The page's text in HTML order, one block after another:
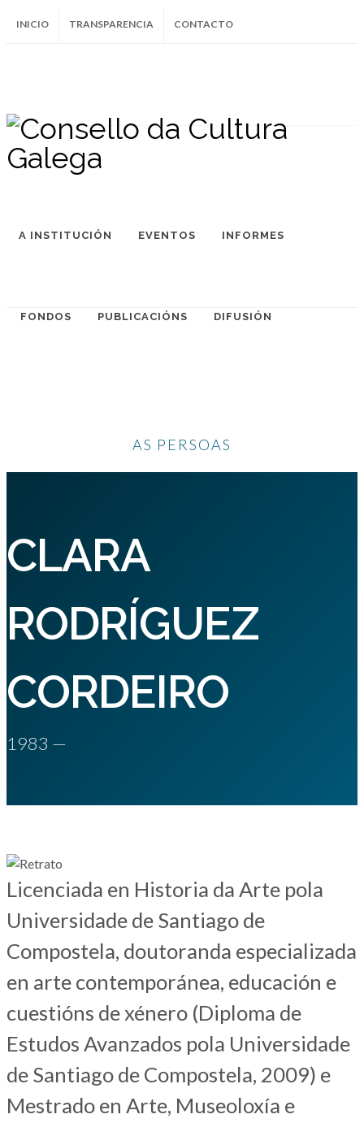
INICIO TRANSPARENCIA CONTACTO
InstagramFacebookTwitter Soundcloud
Youtube
A INSTITUCIÓN EVENTOS INFORMES
FONDOS PUBLICACIÓNS DIFUSIÓN
AS PERSOAS
CLARA
RODRÍGUEZ
CORDEIRO
1983 —
Licenciada en Historia da Arte pola
Universidade de Santiago de
Compostela, doutoranda especializada
en arte contemporánea, educación e
cuestións de xénero (Diploma de
Estudos Avanzados pola Universidade
de Santiago de Compostela, 2009) e
Mestrado en Arte, Museoloxía e